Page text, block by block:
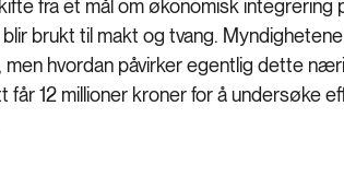
fra et mål om økonomisk integrering
brukt til makt og tvang.
hvordan påvirker egentlig dette
12 millioner kroner for å undersøke